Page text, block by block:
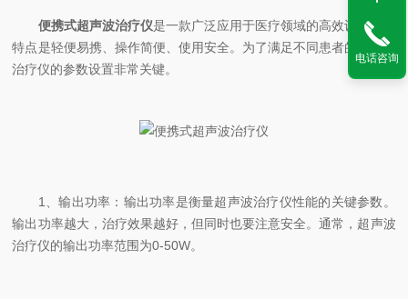
便携式超声波治疗仪是一款广泛应用于医疗领域的高效设备，其
特点是轻便易携、操作简便、使用安全。为了满足不同患者的需求，
治疗仪的参数设置非常关键。
1、输出功率：输出功率是衡量超声波治疗仪性能的关键参数。
输出功率越大，治疗效果越好，但同时也要注意安全。通常，超声波
治疗仪的输出功率范围为0-50W。
电话咨询